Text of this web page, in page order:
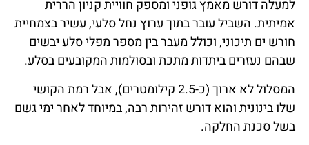
למעלה דורש מאמץ גופני ומספק חוויית קניון הררית
אמיתית. השביל עובר בתוך ערוץ נחל סלעי, עשיר בצמחיית
חורש ים תיכוני, וכולל מעבר בין מספר מפלי סלע יבשים
שבהם נעזרים ביתדות מתכת ובסולמות המקובעים בסלע.
המסלול לא ארוך (כ-2.5 קילומטרים), אבל רמת הקושי
שלו בינונית והוא דורש זהירות רבה, במיוחד לאחר ימי גשם
בשל סכנת החלקה.